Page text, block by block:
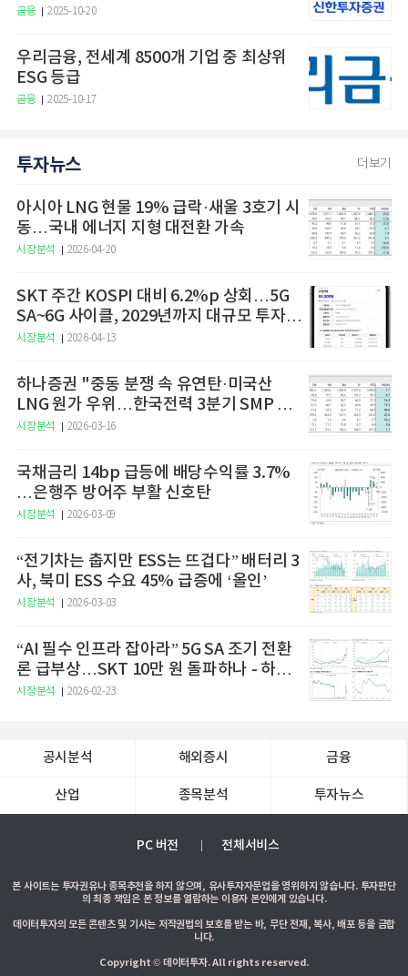
금융 2025-10-20
우리금융, 전세계 8500개 기업 중 최상위
ESG 등급
금융 2025-10-17
투자뉴스 더보기
아시아 LNG 현물 19% 급락·새울 3호기 시
동…국내 에너지 지형 대전환 가속
시장분석 2026-04-20
SKT 주간 KOSPI 대비 6.2%p 상회…5G
SA~6G 사이클, 2029년까지 대규모 투자
예고
시장분석 2026-04-13
하나증권 "중동 분쟁 속 유연탄·미국산
LNG 원가 우위…한국전력 3분기 SMP 상
승 전망"
시장분석 2026-03-16
국채금리 14bp 급등에 배당수익률 3.7%
…은행주 방어주 부활 신호탄
시장분석 2026-03-09
“전기차는 춥지만 ESS는 뜨겁다” 배터리 3
사, 북미 ESS 수요 45% 급증에 ‘올인’
시장분석 2026-03-03
“AI 필수 인프라 잡아라” 5G SA 조기 전환
론 급부상…SKT 10만 원 돌파하나 - 하나
증권
시장분석 2026-02-23
공시분석 해외증시 금융
산업 종목분석 투자뉴스
PC 버전 전체서비스
본 사이트는 투자권유나 종목추천을 하지 않으며, 유사투자자문업을 영위하지 않습니다. 투자판단
의 최종 책임은 본 정보를 열람하는 이용자 본인에게 있습니다.
데이터투자의 모든 콘텐츠 및 기사는 저작권법의 보호를 받는 바, 무단 전재, 복사, 배포 등을 금합
니다.
Copyright © 데이터투자. All rights reserved.